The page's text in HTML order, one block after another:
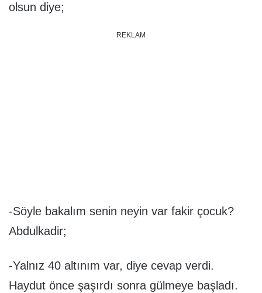
olsun diye;
REKLAM
-Söyle bakalım senin neyin var fakir çocuk?
Abdulkadir;
-Yalnız 40 altınım var, diye cevap verdi.
Haydut önce şaşırdı sonra gülmeye başladı.